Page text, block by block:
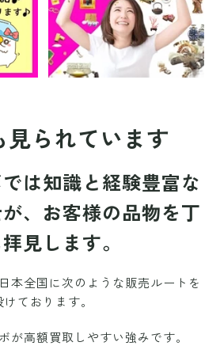
見られています
は知識と経験豊富な
、お客様の品物を丁
見します。
本全国に次のような販売ルートを
けております。
が高額買取しやすい強みです。